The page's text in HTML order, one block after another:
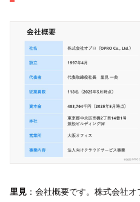
里見 ：会社概要です。株式会社